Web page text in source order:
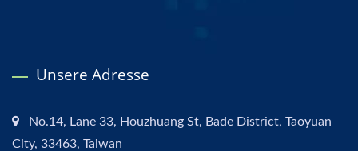
Unsere Adresse
No.14, Lane 33, Houzhuang St, Bade District, Taoyuan
City, 33463, Taiwan